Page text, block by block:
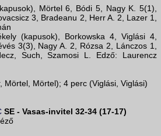
Mörtel 6, Bódi 5, Nagy K. 5(1),
3, Bradeanu 2, Herr A. 2, Lazer 1,
(kapusok), Borkowska 4, Viglási 4,
3(3), Nagy A. 2, Rózsa 2, Lánczos 1,
Such, Szamosi L. Edző: Laurencz
Mörtel, Mörtel); 4 perc (Viglási, Viglási)
SE - Vasas-invitel 32-34 (17-17)